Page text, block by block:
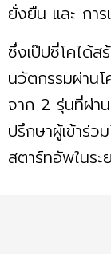
ยั่งยืน และ กา
ซึ่งเป๊ปซี่โคได้
นวัตกรรมผ่าน
จาก 2 รุ่นที่ผ่า
ปรึกษาผู้เข้าร่ว
สตาร์ทอัพในระ